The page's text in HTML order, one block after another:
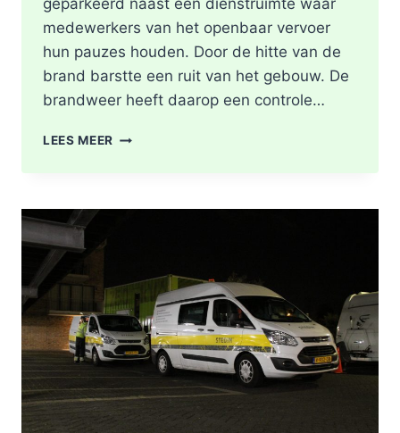
geparkeerd naast een dienstruimte waar
medewerkers van het openbaar vervoer
hun pauzes houden. Door de hitte van de
brand barstte een ruit van het gebouw. De
brandweer heeft daarop een controle…
LEES MEER SCOOTER
BIJ
IN
ROTTERDAM